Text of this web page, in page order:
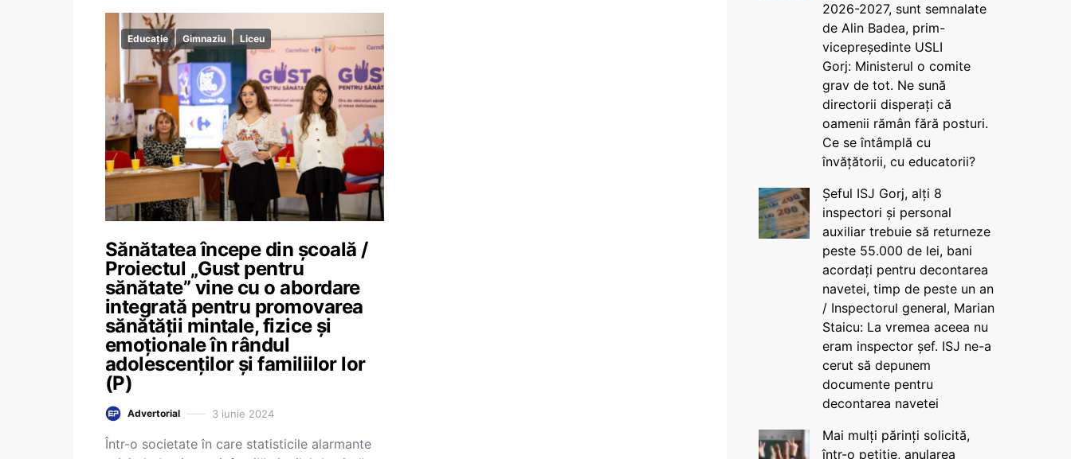
Educație Gimnaziu Liceu
Sănătatea începe din școală /
Proiectul „Gust pentru
sănătate” vine cu o abordare
integrată pentru promovarea
sănătății mintale, fizice și
emoționale în rândul
adolescenților și familiilor lor
(P)
Advertorial 3 iunie 2024
Într-o societate în care statisticile alarmante
2026-2027, sunt semnalate
de Alin Badea, prim-
vicepreședinte USLI
Gorj: Ministerul o comite
grav de tot. Ne sună
directorii disperați că
oamenii rămân fără posturi.
Ce se întâmplă cu
învățătorii, cu educatorii?
Șeful ISJ Gorj, alți 8
inspectori și personal
auxiliar trebuie să returneze
peste 55.000 de lei, bani
acordați pentru decontarea
navetei, timp de peste un an
/ Inspectorul general, Marian
Staicu: La vremea aceea nu
eram inspector șef. ISJ ne-a
cerut să depunem
documente pentru
decontarea navetei
Mai mulți părinți solicită,
într-o petiție, anularea